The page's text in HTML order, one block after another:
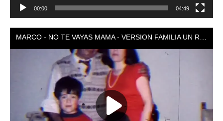
00:00 04:49